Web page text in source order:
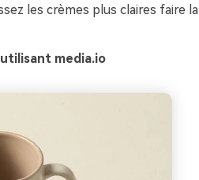
les crèmes plus claires faire la
media.io